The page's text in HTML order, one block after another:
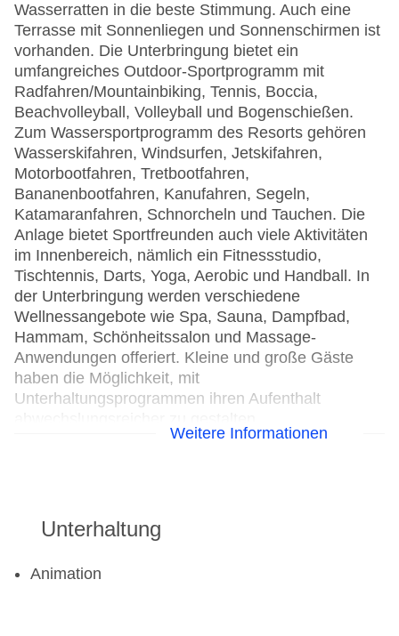
Wasserratten in die beste Stimmung. Auch eine
Terrasse mit Sonnenliegen und Sonnenschirmen ist
vorhanden. Die Unterbringung bietet ein
umfangreiches Outdoor-Sportprogramm mit
Radfahren/Mountainbiking, Tennis, Boccia,
Beachvolleyball, Volleyball und Bogenschießen.
Zum Wassersportprogramm des Resorts gehören
Wasserskifahren, Windsurfen, Jetskifahren,
Motorbootfahren, Tretbootfahren,
Bananenbootfahren, Kanufahren, Segeln,
Katamaranfahren, Schnorcheln und Tauchen. Die
Anlage bietet Sportfreunden auch viele Aktivitäten
im Innenbereich, nämlich ein Fitnessstudio,
Tischtennis, Darts, Yoga, Aerobic und Handball. In
der Unterbringung werden verschiedene
Wellnessangebote wie Spa, Sauna, Dampfbad,
Hammam, Schönheitssalon und Massage-
Anwendungen offeriert. Kleine und große Gäste
haben die Möglichkeit, mit
Unterhaltungsprogrammen ihren Aufenthalt
Katamaran
Jetski
Weitere Informationen
Unterhaltung
Animation